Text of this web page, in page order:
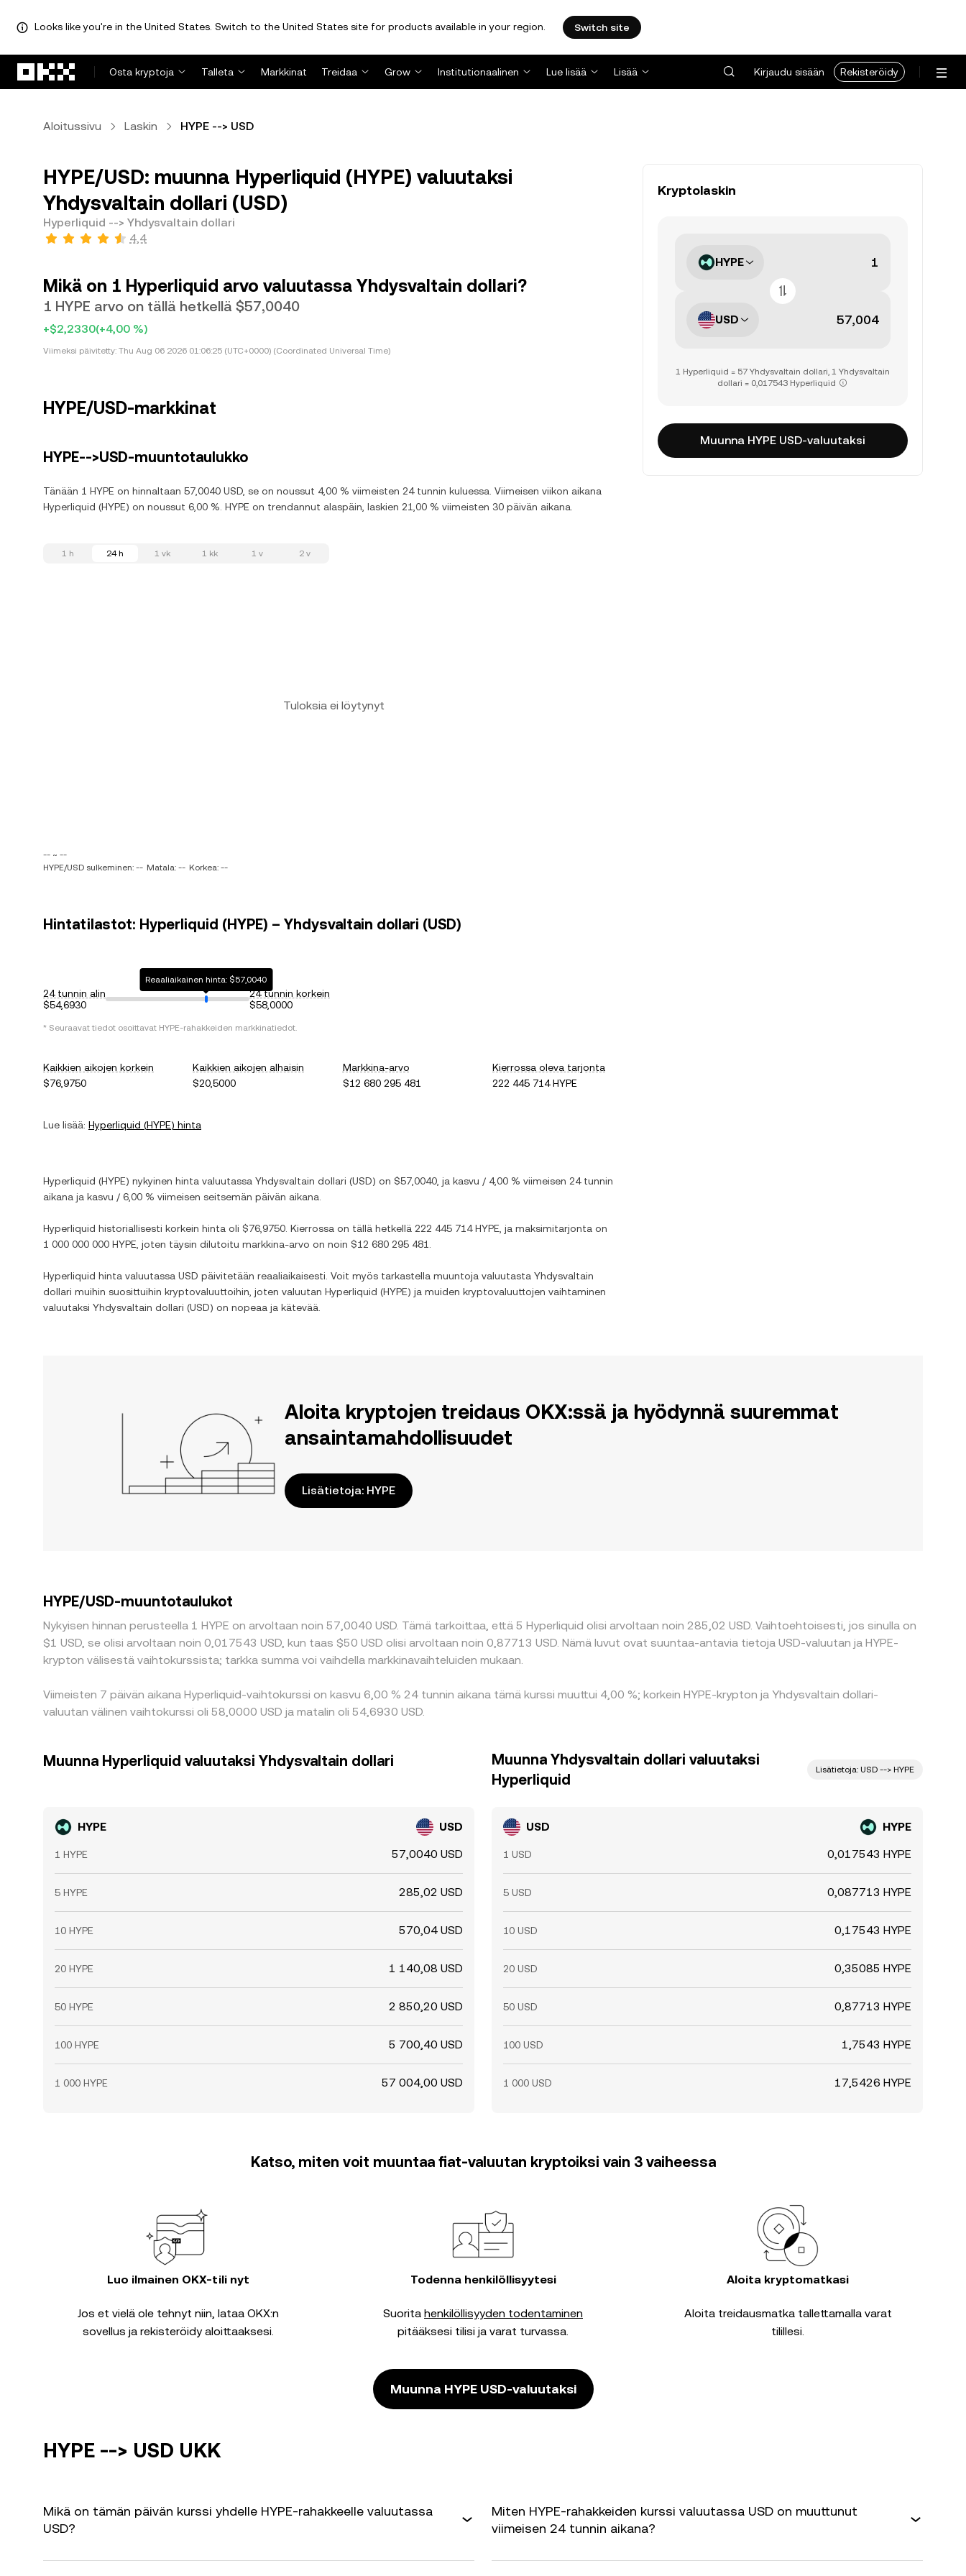
Looks like you're in the United States. Switch to the United States site for products available in your region. Switch site
Osta kryptoja
Talleta Markkinat Treidaa Grow Institutionaalinen Lue lisää Lisää Kirjaudu sisään Rekisteröidy
Aloitussivu Laskin HYPE --> USD
HYPE/USD: muunna Hyperliquid (HYPE) valuutaksi
Yhdysvaltain dollari (USD)
Hyperliquid --> Yhdysvaltain dollari
4,4
Mikä on 1 Hyperliquid arvo valuutassa Yhdysvaltain dollari?
1 HYPE arvo on tällä hetkellä $57,0040
+$2,2330(+4,00 %)
Viimeksi päivitetty: Thu Aug 06 2026 01:06:25 (UTC+0000) (Coordinated Universal Time)
HYPE/USD-markkinat
HYPE-->USD-muuntotaulukko
Tänään 1 HYPE on hinnaltaan 57,0040 USD, se on noussut 4,00 % viimeisten 24 tunnin kuluessa. Viimeisen viikon aikana
Hyperliquid (HYPE) on noussut 6,00 %. HYPE on trendannut alaspäin, laskien 21,00 % viimeisten 30 päivän aikana.
1 h 24 h 1 vk 1 kk 1 v 2 v
Tuloksia ei löytynyt
-- ~ --
HYPE/USD sulkeminen: -- Matala: -- Korkea: --
Hintatilastot: Hyperliquid (HYPE) – Yhdysvaltain dollari (USD)
24 tunnin alin
$54,6930
Reaaliaikainen hinta: $57,0040
24 tunnin korkein
$58,0000
* Seuraavat tiedot osoittavat HYPE-rahakkeiden markkinatiedot.
Kaikkien aikojen korkein
$76,9750
Kaikkien aikojen alhaisin
$20,5000
Markkina-arvo
$12 680 295 481
Kierrossa oleva tarjonta
222 445 714 HYPE
Lue lisää: Hyperliquid (HYPE) hinta
Hyperliquid (HYPE) nykyinen hinta valuutassa Yhdysvaltain dollari (USD) on $57,0040 , ja kasvu / 4,00 % viimeisen 24 tunnin
aikana ja kasvu / 6,00 % viimeisen seitsemän päivän aikana.
Hyperliquid historiallisesti korkein hinta oli $76,9750 . Kierrossa on tällä hetkellä 222 445 714 HYPE , ja maksimitarjonta on
1 000 000 000 HYPE , joten täysin dilutoitu markkina-arvo on noin $12 680 295 481
Hyperliquid hinta valuutassa USD päivitetään reaaliaikaisesti. Voit myös tarkastella muuntoja valuutasta Yhdysvaltain
dollari muihin suosittuihin kryptovaluuttoihin, joten valuutan Hyperliquid (HYPE) ja muiden kryptovaluuttojen vaihtaminen
valuutaksi Yhdysvaltain dollari (USD) on nopeaa ja kätevää.
Kryptolaskin
HYPE
USD
1 Hyperliquid = 57 Yhdysvaltain dollari, 1 Yhdysvaltain
dollari = 0,017543 Hyperliquid
Muunna HYPE USD-valuutaksi
Aloita kryptojen treidaus OKX:ssä ja hyödynnä suuremmat
ansaintamahdollisuudet
Lisätietoja: HYPE
HYPE/USD-muuntotaulukot
Nykyisen hinnan perusteella 1 HYPE on arvoltaan noin 57,0040 USD. Tämä tarkoittaa, että 5 Hyperliquid olisi arvoltaan noin 285,02 USD. Vaihtoehtoisesti, jos sinulla on
$1 USD, se olisi arvoltaan noin 0,017543 USD, kun taas $50 USD olisi arvoltaan noin 0,87713 USD. Nämä luvut ovat suuntaa-antavia tietoja USD-valuutan ja HYPE-
krypton välisestä vaihtokurssista; tarkka summa voi vaihdella markkinavaihteluiden mukaan.
Viimeisten 7 päivän aikana Hyperliquid-vaihtokurssi on kasvu 6,00 % 24 tunnin aikana tämä kurssi muuttui 4,00 %; korkein HYPE-krypton ja Yhdysvaltain dollari-
valuutan välinen vaihtokurssi oli 58,0000 USD ja matalin oli 54,6930 USD.
Muunna Hyperliquid valuutaksi Yhdysvaltain dollari
HYPE USD
1 HYPE 57,0040 USD
5 HYPE 285,02 USD
10 HYPE 570,04 USD
20 HYPE 1 140,08 USD
50 HYPE 2 850,20 USD
100 HYPE 5 700,40 USD
1 000 HYPE 57 004,00 USD
Muunna Yhdysvaltain dollari valuutaksi
Hyperliquid
Lisätietoja: USD --> HYPE
USD HYPE
1 USD 0,017543 HYPE
5 USD 0,087713 HYPE
10 USD 0,17543 HYPE
20 USD 0,35085 HYPE
50 USD 0,87713 HYPE
100 USD 1,7543 HYPE
1 000 USD 17,5426 HYPE
Katso, miten voit muuntaa fiat-valuutan kryptoiksi vain 3 vaiheessa
Luo ilmainen OKX-tili nyt
Jos et vielä ole tehnyt niin, lataa OKX:n
sovellus ja rekisteröidy aloittaaksesi.
Todenna henkilöllisyytesi
Suorita henkilöllisyyden todentaminen
pitääksesi tilisi ja varat turvassa.
Aloita kryptomatkasi
Aloita treidausmatka tallettamalla varat
tilillesi.
Muunna HYPE USD-valuutaksi
HYPE --> USD UKK
Mikä on tämän päivän kurssi yhdelle HYPE-rahakkeelle valuutassa
USD?
Miten HYPE-rahakkeiden kurssi valuutassa USD on muuttunut
viimeisen 24 tunnin aikana?